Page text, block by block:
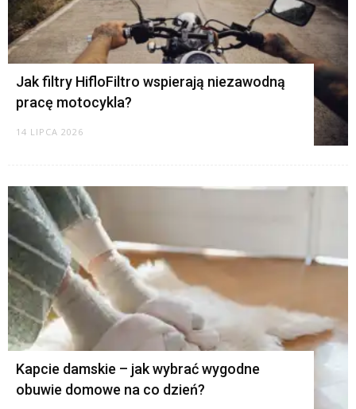
Jak filtry HifloFiltro wspierają niezawodną
pracę motocykla?
14 LIPCA 2026
Kapcie damskie – jak wybrać wygodne
obuwie domowe na co dzień?